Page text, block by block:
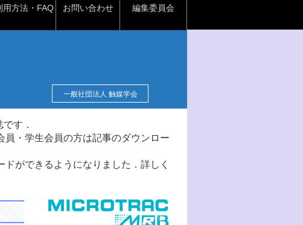
用方法・FAQ お問い合わせ 編集委員会
一般社団法人 触媒学会
す．
・学生会員の方は記事のダウンロー
ができるようになりました．詳しく